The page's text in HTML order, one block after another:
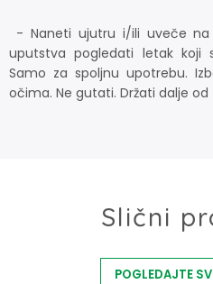
- Naneti ujutru i/ili uveče na
uputstva pogledati letak koji
Samo za spoljnu upotrebu.
očima. Ne gutati. Držati dalje
Slični
POGLEDAJTE